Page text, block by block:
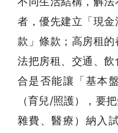
者，優先建立「現
款」條款；高房租
法把房租、交通、
合是否能讓「基本
（育兒/照護），要
雜費、醫療）納入